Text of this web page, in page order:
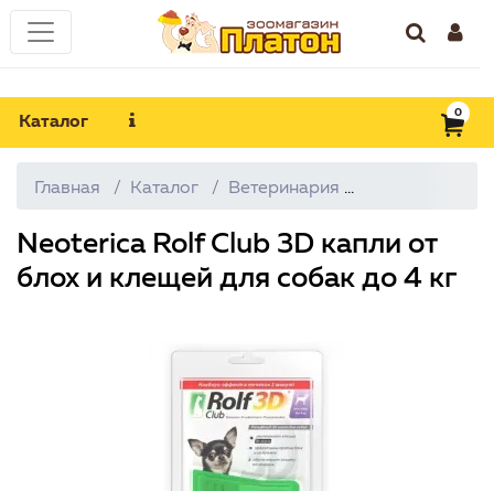
Каталог
0
Главная Каталог Ветеринария
Neoterica Rolf Club 3D капли от
блох и клещей для собак до 4 кг